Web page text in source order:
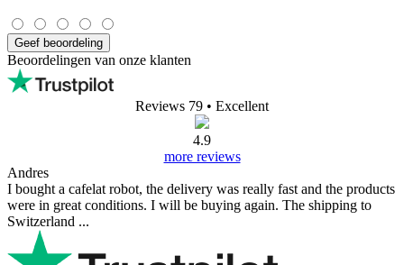
Geef beoordeling
Beoordelingen van onze klanten
Reviews 79 • Excellent
4.9
more reviews
Andres
I bought a cafelat robot, the delivery was really fast and the products
were in great conditions. I will be buying again. The shipping to
Switzerland ...